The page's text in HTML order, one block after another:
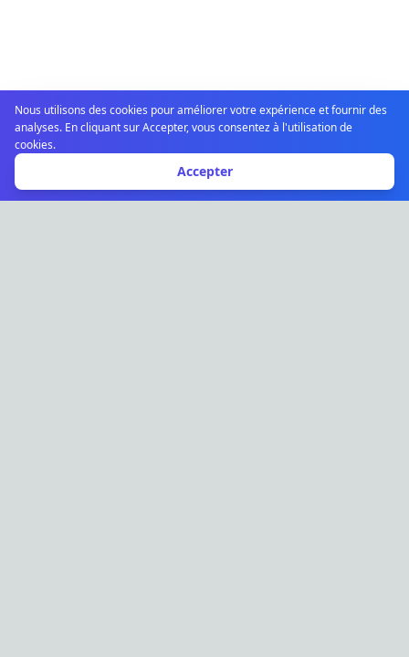
Nous utilisons des cookies pour améliorer votre expérience et fournir des
analyses. En cliquant sur Accepter, vous consentez à l'utilisation de
cookies.
Accepter